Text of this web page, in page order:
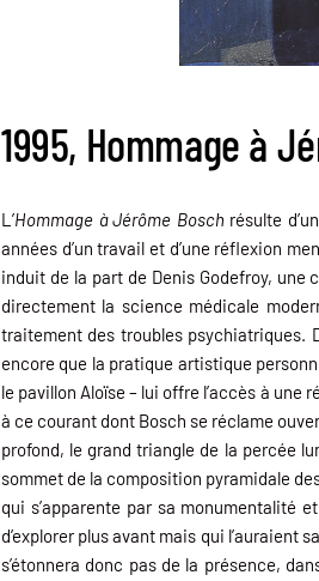
1995, Hommage à
L’Hommage à Jérôme Bosch résulte
années d’un travail et d’une réflexion
induit de la part de Denis Godefroy,
directement la science médicale
traitement des troubles psychiatriques.
encore que la pratique artistique
le pavillon Aloïse – lui offre l’accès à une
à ce courant dont Bosch se réclame
profond, le grand triangle de la percée
sommet de la composition pyramidale
qui s’apparente par sa monumentalité
d’explorer plus avant mais qui
s’étonnera donc pas de la présence,